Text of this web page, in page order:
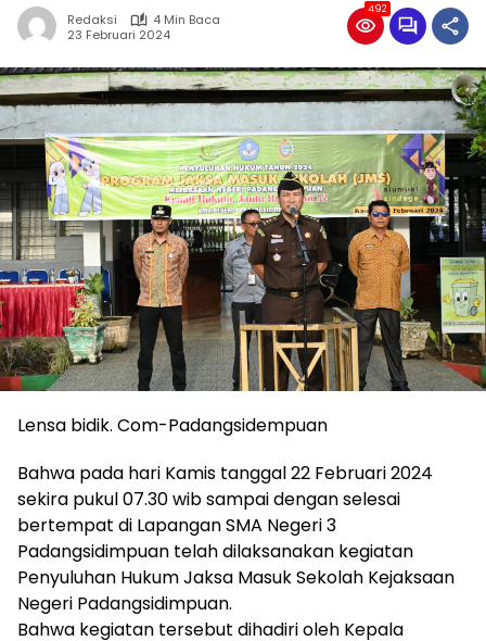
Redaksi
4 Min Baca
23 Februari 2024
492
Lensa bidik. Com-Padangsidempuan
Bahwa pada hari Kamis tanggal 22 Februari 2024
sekira pukul 07.30 wib sampai dengan selesai
bertempat di Lapangan SMA Negeri 3
Padangsidimpuan telah dilaksanakan kegiatan
Penyuluhan Hukum Jaksa Masuk Sekolah Kejaksaan
Negeri Padangsidimpuan.
Bahwa kegiatan tersebut dihadiri oleh Kepala